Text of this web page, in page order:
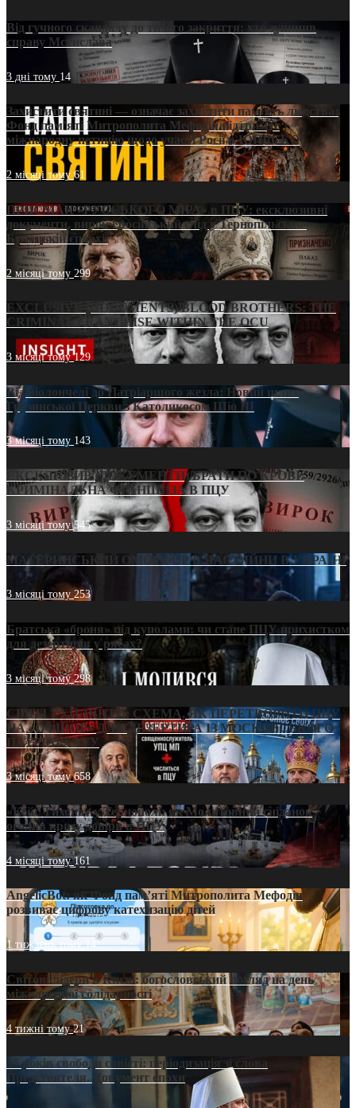
Від гучного скандалу до тихого закриття: хто зупинив
справу Мстислава
3 дні тому 14
Захистити святині — означає захистити пам’ять людства:
Фонд пам’яті Митрополита Мефодія підтримує
міжнародну петицію щодо участі Росії в ЮНЕСКО
2 місяці тому61
ПРИСМАК «РУССЬКОГО МІРА» в ПЦУ: ексклюзивні
документи, вирок і російський слід у Тернопільсько-
Бучацькій єпархії
2 місяці тому 299
EXCLUSIVE (DOCUMENTS)/BLOOD BROTHERS: THE
CRIMINAL FRANCHISE WITHIN THE OCU
3 місяці тому129
Від віолончелі до Патріаршого жезла: Новий шлях
Грузинської Церкви з Католикосом Шіо III
3 місяці тому 143
ЕКСКЛЮЗИВ (ДОКУМЕНТИ)/БРАТИ ПО КРОВІ:
КРИМІНАЛЬНА ФРАНШИЗА В ПЦУ
3 місяці тому545
МАТЕРИНСЬКИЙ ОМОРФОР В ЧАС ВІЙНИ В УКРАЇНІ
3 місяці тому253
Братська «броня» під куполами: чи стане ПЦУ прихистком
для дезертирів у рясах?
3 місяці тому298
СВЯТІ УХИЛЯНТИ: СХЕМА, ЯК ПЕРЕТВОРИТИ ПЦУ
НА «ОФШОР» ДЛЯ ДЕЗЕРТИРА ІЗ МОСКОВСЬКОГО
ПАТРІАРХАТУ
3 місяці тому658
«Кейс Тихона» у Тернополі: як Молитовний сніданок
оголив кризу довіри в ПЦУ
4 місяці тому161
AngelicBot: як Фонд пам’яті Митрополита Мефодія
розвиває цифрову катехизацію дітей
1 тиждень тому14
Світові лідери в Києві: богословський погляд на день
міжнародної солідарності
4 тижні тому21
35 років свободи совісті: періодизація зі слова
Предстоятеля. Документ епохи